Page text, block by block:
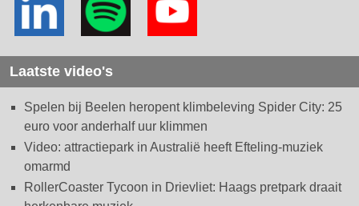
Laatste video's
Spelen bij Beelen heropent klimbeleving Spider City: 25
euro voor anderhalf uur klimmen
Video: attractiepark in Australië heeft Efteling-muziek
omarmd
RollerCoaster Tycoon in Drievliet: Haags pretpark draait